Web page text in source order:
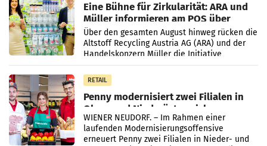
Eine Bühne für Zirkularität: ARA und
Müller informieren am POS über
Kreislauffähigkeit
Über den gesamten August hinweg rücken die
Altstoff Recycling Austria AG (ARA) und der
Handelskonzern Müller die Initiative
„Kreislauf-Helden“ in allen österreichischen
Müller-Filialen
RETAIL
Penny modernisiert zwei Filialen in
Ober- und Niederösterreich
WIENER NEUDORF. – Im Rahmen einer
laufenden Modernisierungsoffensive
erneuert Penny zwei Filialen in Nieder- und